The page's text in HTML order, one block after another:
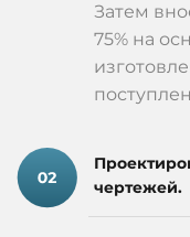
Затем
75% на
чертежей.